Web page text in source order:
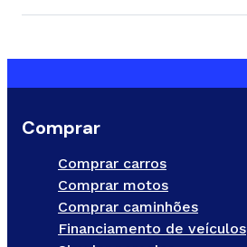
Comprar
Comprar carros
Comprar motos
Comprar caminhões
Financiamento de veículos